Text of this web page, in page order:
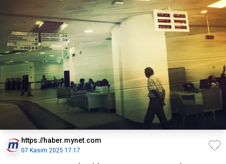
https://haber.mynet.com
07 Kasım 2025 17:17